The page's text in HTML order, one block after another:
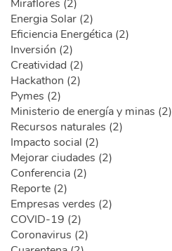
Miraflores (2)
Energia Solar (2)
Eficiencia Energética (2)
Inversión (2)
Creatividad (2)
Hackathon (2)
Pymes (2)
Ministerio de energía y minas (2)
Recursos naturales (2)
Impacto social (2)
Mejorar ciudades (2)
Conferencia (2)
Reporte (2)
Empresas verdes (2)
COVID-19 (2)
Coronavirus (2)